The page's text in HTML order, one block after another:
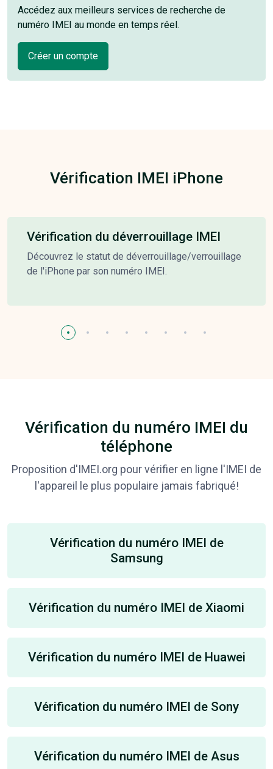
Accédez aux meilleurs services de recherche de
numéro IMEI au monde en temps réel.
Créer un compte
Vérification IMEI iPhone
Vérification du déverrouillage IMEI
Découvrez le statut de déverrouillage/verrouillage
de l'iPhone par son numéro IMEI.
Vérification du numéro IMEI du
téléphone
Proposition d'IMEI.org pour vérifier en ligne l'IMEI de
l'appareil le plus populaire jamais fabriqué!
Vérification du numéro IMEI de
Samsung
Vérification du numéro IMEI de Xiaomi
Vérification du numéro IMEI de Huawei
Vérification du numéro IMEI de Sony
Vérification du numéro IMEI de Asus